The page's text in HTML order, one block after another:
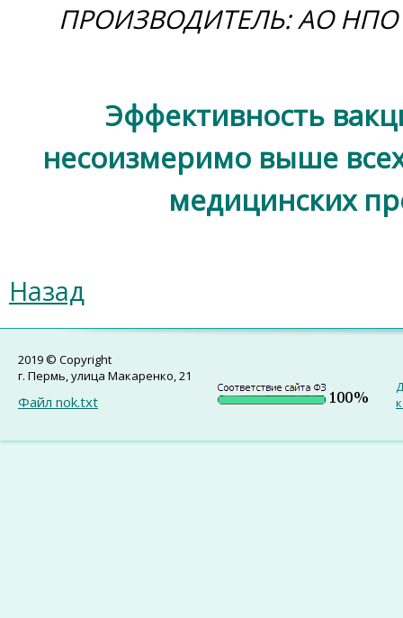
ПРОИЗВОДИТЕЛЬ: АО НПО
Эффективность
несоизмеримо выше
медицинских
Назад
2019 © Copyright
г. Пермь, улица Макаренко, 21
Файл nok.txt